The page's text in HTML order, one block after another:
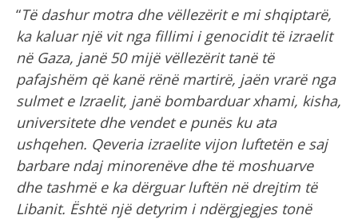
“Të dashur motra dhe vëllezërit e mi shqiptarë,
ka kaluar një vit nga fillimi i genocidit të izraelit
në Gaza, janë 50 mijë vëllezërit tanë të
pafajshëm që kanë rënë martirë, jaën vrarë nga
sulmet e Izraelit, janë bombarduar xhami, kisha,
universitete dhe vendet e punës ku ata
ushqehen. Qeveria izraelite vijon luftetën e saj
barbare ndaj minorenëve dhe të moshuarve
dhe tashmë e ka dërguar luftën në drejtim të
Libanit. Është një detyrim i ndërgjegjes tonë